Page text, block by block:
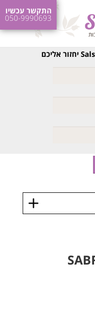
התקשר עכשיו
050-9990693